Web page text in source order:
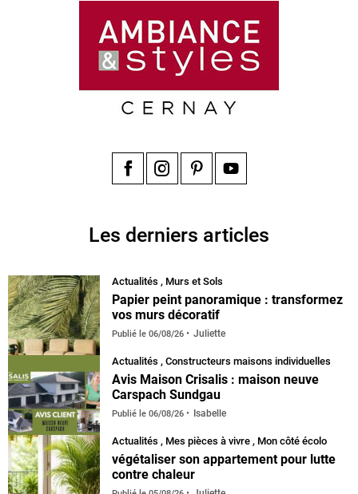
Les derniers articles
Actualités , Murs et Sols
Papier peint panoramique : transformez
vos murs décoratif
Publié le 06/08/26 Juliette
Actualités , Constructeurs maisons individuelles
Avis Maison Crisalis : maison neuve
Carspach Sundgau
Publié le 06/08/26 Isabelle
Actualités , Mes pièces à vivre , Mon côté écolo
végétaliser son appartement pour lutte
contre chaleur